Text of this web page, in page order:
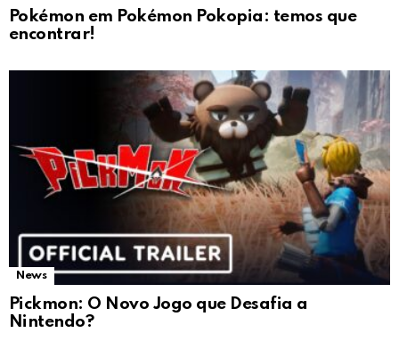
Pokémon em Pokémon Pokopia: temos que
encontrar!
News
Pickmon: O Novo Jogo que Desafia a
Nintendo?